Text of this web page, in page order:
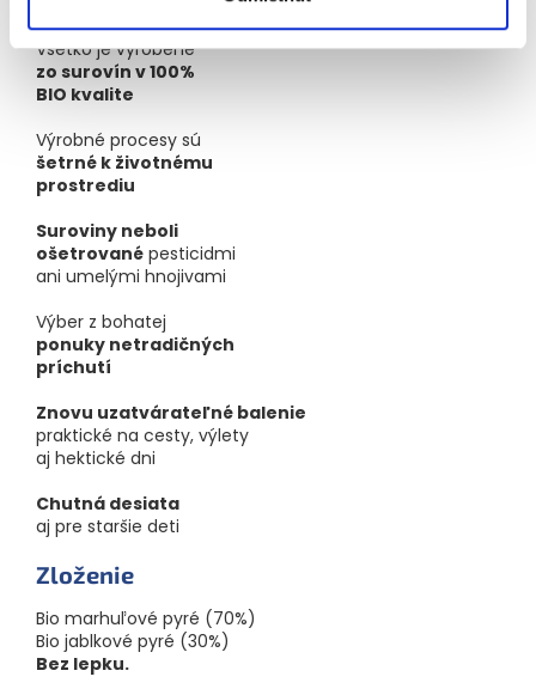
Všetko je vyrobené
zo surovín v 100%
BIO kvalite
Výrobné procesy sú
šetrné k životnému
prostrediu
Suroviny neboli
ošetrované pesticidmi
ani umelými hnojivami
Výber z bohatej
ponuky netradičných
príchutí
Znovu uzatvárateľné balenie
praktické na cesty, výlety
aj hektické dni
Chutná desiata
aj pre staršie deti
Zloženie
Bio marhuľové pyré (70%)
Bio jablkové pyré (30%)
Bez lepku.